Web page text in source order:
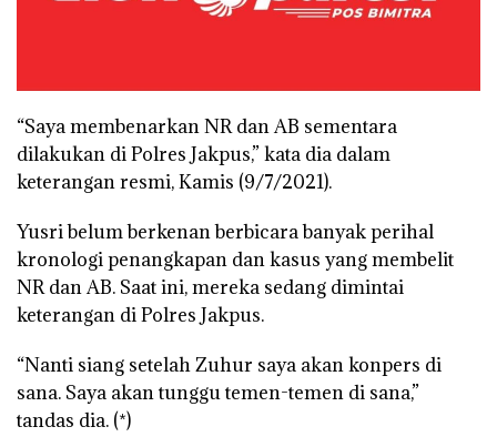
“Saya membenarkan NR dan AB sementara
dilakukan di Polres Jakpus,” kata dia dalam
keterangan resmi, Kamis (9/7/2021).
Yusri belum berkenan berbicara banyak perihal
kronologi penangkapan dan kasus yang membelit
NR dan AB. Saat ini, mereka sedang dimintai
keterangan di Polres Jakpus.
“Nanti siang setelah Zuhur saya akan konpers di
sana. Saya akan tunggu temen-temen di sana,”
tandas dia. (*)